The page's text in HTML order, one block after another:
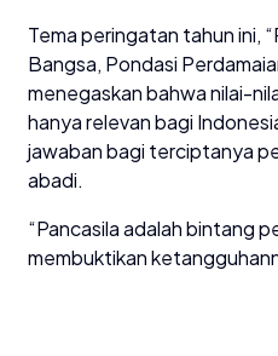
Tema peringatan tahun ini,
Bangsa, Pondasi
menegaskan bahwa nilai-
hanya relevan bagi
jawaban bagi terciptanya
abadi.
“Pancasila adalah bintang
membuktikan